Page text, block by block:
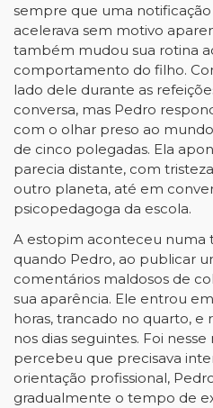
sempre que uma notificação
acelerava sem motivo
também mudou sua rotina
comportamento do filho.
lado dele durante as
conversa, mas Pedro
com o olhar preso ao
de cinco polegadas. Ela
parecia distante, com
outro planeta, até em
psicopedagoga da escola.
A estopim aconteceu numa
quando Pedro, ao publicar
comentários maldosos de
sua aparência. Ele entrou
horas, trancado no quarto, e
nos dias seguintes. Foi
percebeu que precisava
orientação profissional,
gradualmente o tempo de